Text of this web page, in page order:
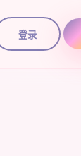
登录